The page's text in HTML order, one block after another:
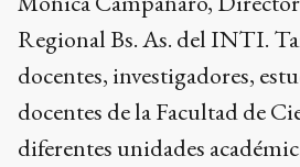
Regional Bs. As. del INTI.
docentes, investigadores,
docentes de la Facultad de
diferentes unidades